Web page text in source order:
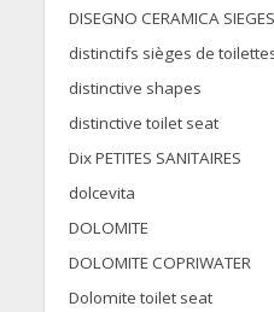
DISEGNO CERAMICA
distinctifs sièges de
distinctive shapes
distinctive toilet seat
Dix PETITES SANITAIRES
dolcevita
DOLOMITE
DOLOMITE COPRIWATER
Dolomite toilet seat